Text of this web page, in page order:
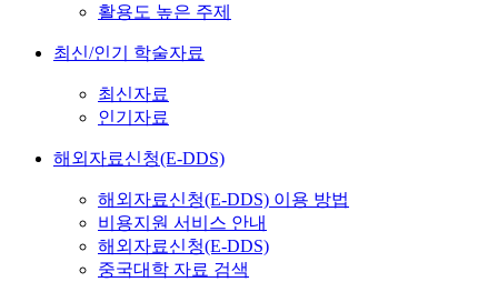
활용도 높은 주제
최신/인기 학술자료
최신자료
인기자료
해외자료신청(E-DDS)
해외자료신청(E-DDS) 이용 방법
비용지원 서비스 안내
해외자료신청(E-DDS)
중국대학 자료 검색